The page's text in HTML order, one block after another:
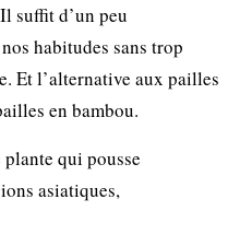
suﬃt d’un peu
habitudes sans trop
Et l’alternative aux pailles
en bambou.
qui pousse
asiatiques,